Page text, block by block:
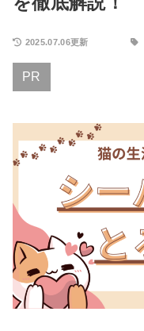
2025.07.06更新
PR